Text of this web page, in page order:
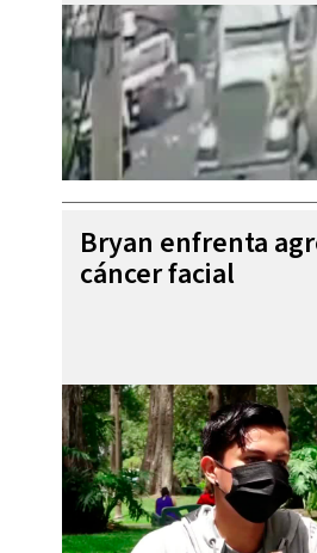
Bryan enfrenta
cáncer facial